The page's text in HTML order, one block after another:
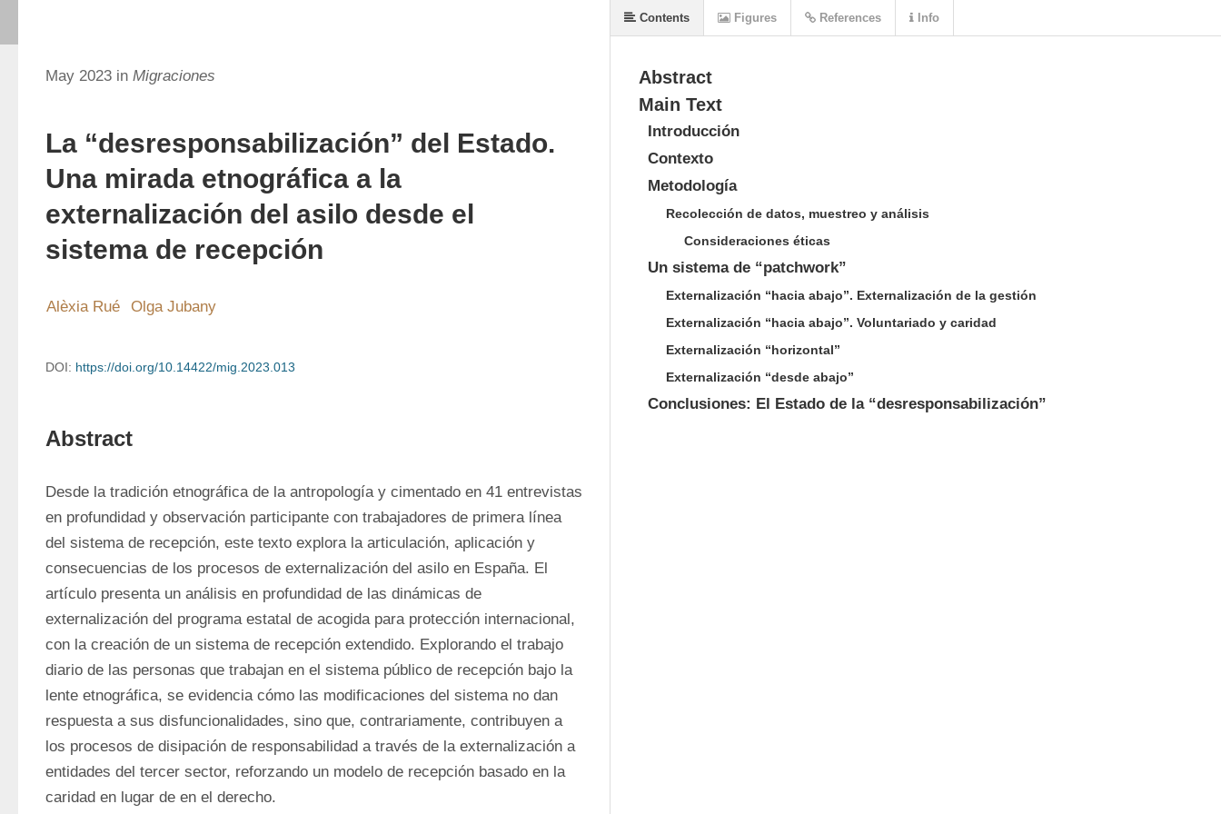
May 2023 in Migraciones
La “desresponsabilización” del Estado.
Una mirada etnográfica a la
externalización del asilo desde el
sistema de recepción
Alèxia Rué Olga Jubany
DOI: https://doi.org/10.14422/mig.2023.013
Abstract
Desde la tradición etnográfica de la antropología y cimentado en 41 entrevistas
en profundidad y observación participante con trabajadores de primera línea
del sistema de recepción, este texto explora la articulación, aplicación y
consecuencias de los procesos de externalización del asilo en España. El
artículo presenta un análisis en profundidad de las dinámicas de
externalización del programa estatal de acogida para protección internacional,
con la creación de un sistema de recepción extendido. Explorando el trabajo
diario de las personas que trabajan en el sistema público de recepción bajo la
lente etnográfica, se evidencia cómo las modificaciones del sistema no dan
respuesta a sus disfuncionalidades, sino que, contrariamente, contribuyen a
los procesos de disipación de responsabilidad a través de la externalización a
entidades del tercer sector, reforzando un modelo de recepción basado en la
caridad en lugar de en el derecho.
Abstract
Main Text
Introducción
Contexto
Metodología
Recolección de datos, muestreo y análisis
Consideraciones éticas
Un sistema de “patchwork”
Externalización “hacia abajo”. Externalización de la gestión
Externalización “hacia abajo”. Voluntariado y caridad
Externalización “horizontal”
Externalización “desde abajo”
Conclusiones: El Estado de la “desresponsabilización”
Contents Figures References Info